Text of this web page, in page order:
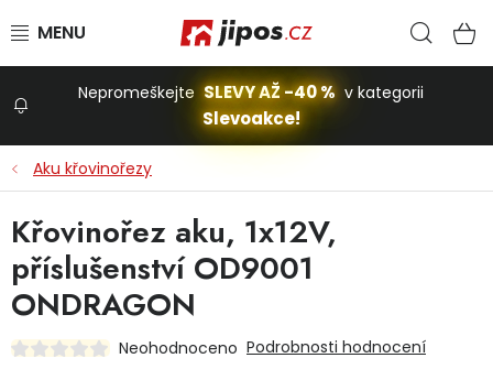
Stavba a dům
Dílna
Nepromeškejte SLEVY AŽ -40 % v kategorii
Slevoakce!
Aku křovinořezy
Křovinořez aku, 1x12V,
příslušenství OD9001
ONDRAGON
Neohodnoceno Podrobnosti hodnocení